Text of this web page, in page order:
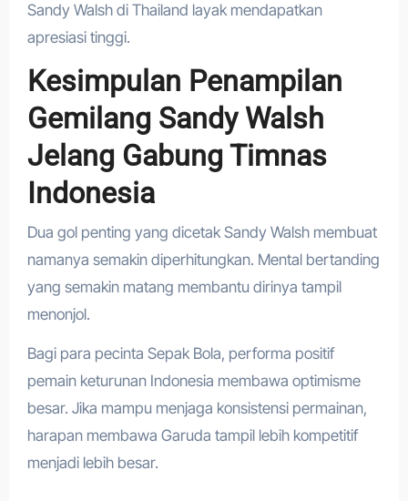
Sandy Walsh di Thailand layak mendapatkan
apresiasi tinggi.
Kesimpulan Penampilan
Gemilang Sandy Walsh
Jelang Gabung Timnas
Indonesia
Dua gol penting yang dicetak Sandy Walsh membuat
namanya semakin diperhitungkan. Mental bertanding
yang semakin matang membantu dirinya tampil
menonjol.
Bagi para pecinta Sepak Bola, performa positif
pemain keturunan Indonesia membawa optimisme
besar. Jika mampu menjaga konsistensi permainan,
harapan membawa Garuda tampil lebih kompetitif
menjadi lebih besar.